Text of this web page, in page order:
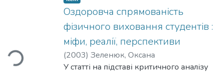
організації як нової парадигми
менеджменту. Визначаються сутність та
переваги цієї концепції в сучасних
умовах.
Loading...
Оздоровча спрямованість
фізичного виховання студентів :
міфи, реалії, перспективи
(2003) Зеленюк, Оксана
У статті на підставі критичного аналізу